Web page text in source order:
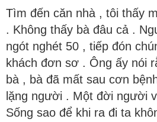
Tìm đến căn nhà , tôi thấy
. Không thấy bà đâu cả .
ngót nghét 50 , tiếp đón
khách đơn sơ . Ông ấy nói
bà , bà đã mất sau cơn
lặng người . Một đời người
Sống sao để khi ra đi ta